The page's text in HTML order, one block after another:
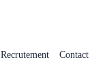
Recrutement Contact